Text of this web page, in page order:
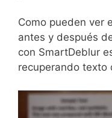
Como pueden ver
antes y después
con SmartDeblur
recuperando texto